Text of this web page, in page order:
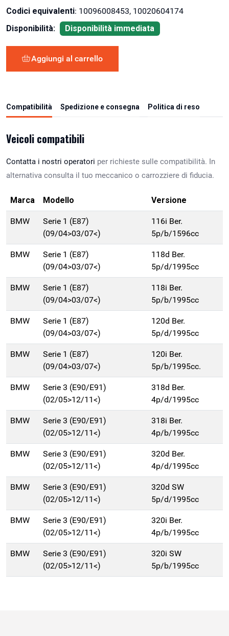
Codici equivalenti: 10096008453, 10020604174
Disponibilità:
Disponibilità immediata
Aggiungi al carrello
Compatibilità Spedizione e consegna Politica di reso
Veicoli compatibili
Contatta i nostri operatori per richieste sulle compatibilità. In
alternativa consulta il tuo meccanico o carrozziere di fiducia.
Marca Modello Versione
BMW
Serie 1 (E87)
(09/04>03/07<)
116i Ber.
5p/b/1596cc
BMW
Serie 1 (E87)
(09/04>03/07<)
118d Ber.
5p/d/1995cc
BMW
Serie 1 (E87)
(09/04>03/07<)
118i Ber.
5p/b/1995cc
BMW
Serie 1 (E87)
(09/04>03/07<)
120d Ber.
5p/d/1995cc
BMW
Serie 1 (E87)
(09/04>03/07<)
120i Ber.
5p/b/1995cc.
BMW
Serie 3 (E90/E91)
(02/05>12/11<)
318d Ber.
4p/d/1995cc
BMW
Serie 3 (E90/E91)
(02/05>12/11<)
318i Ber.
4p/b/1995cc
BMW
Serie 3 (E90/E91)
(02/05>12/11<)
320d Ber.
4p/d/1995cc
BMW
Serie 3 (E90/E91)
(02/05>12/11<)
320d SW
5p/d/1995cc
BMW
Serie 3 (E90/E91)
(02/05>12/11<)
320i Ber.
4p/b/1995cc
BMW
Serie 3 (E90/E91)
(02/05>12/11<)
320i SW
5p/b/1995cc